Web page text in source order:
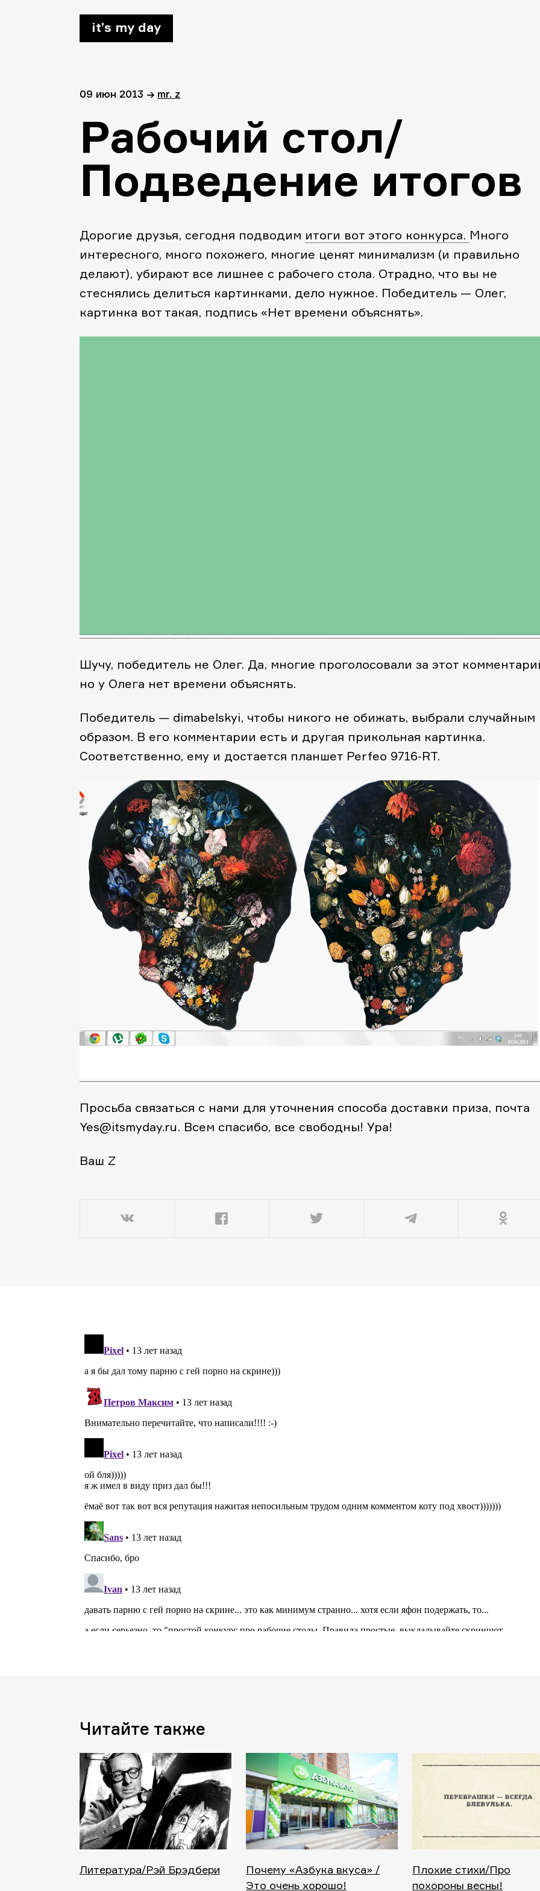
it’s my day
09 июн 2013 → mr. z
Рабочий стол/
Подведение итогов
Дорогие друзья, сегодня подводим итоги вот этого конкурса. Много
интересного, много похожего, многие ценят минимализм (и правильно
делают), убирают все лишнее с рабочего стола. Отрадно, что вы не
стеснялись делиться картинками, дело нужное. Победитель — Олег,
картинка вот такая, подпись «Нет времени объяснять».
Шучу, победитель не Олег. Да, многие проголосовали за этот
но у Олега нет времени объяснять.
Победитель — dimabelskyi, чтобы никого не обижать, выбрали случайным
образом. В его комментарии есть и другая прикольная картинка.
Соответственно, ему и достается планшет Perfeo 9716-RT.
Просьба связаться с нами для уточнения способа доставки приза, почта
Yes@itsmyday.ru. Всем спасибо, все свободны! Ура!
Ваш Z
Читайте также
Литература/Рэй Брэдбери
Почему «Азбука вкуса» /
Это очень хорошо!
Плохие стихи/Про
похороны весны!